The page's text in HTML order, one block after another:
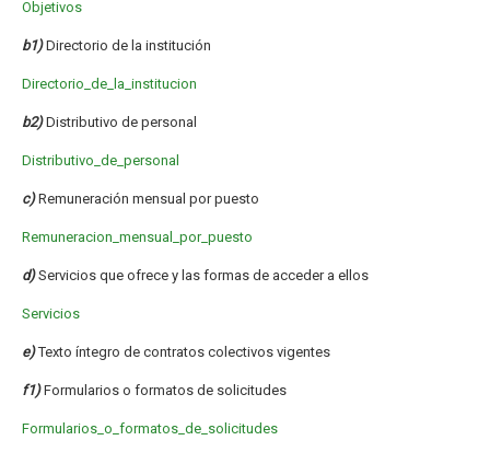
Objetivos
b1)Directorio de la institución
Directorio_de_la_institucion
b2)Distributivo de personal
Distributivo_de_personal
c)Remuneración mensual por puesto
Remuneracion_mensual_por_puesto
d)Servicios que ofrece y las formas de acceder a ellos
Servicios
e)Texto íntegro de contratos colectivos vigentes
f1)Formularios o formatos de solicitudes
Formularios_o_formatos_de_solicitudes